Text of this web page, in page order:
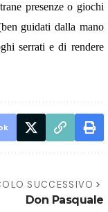
presenze o giochi
guidati dalla mano
serrati e di rendere
SUCCESSIVO
Don Pasquale